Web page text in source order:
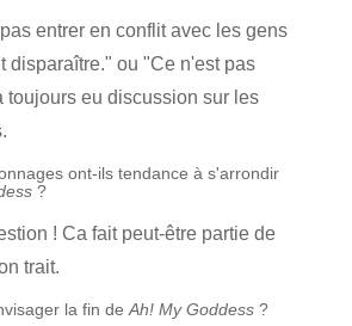
entrer en conflit avec les gens
disparaître." ou "Ce n'est pas
toujours eu discussion sur les
ont-ils tendance à s'arrondir
?
! Ca fait peut-être partie de
trait.
la fin deAh! My Goddess ?